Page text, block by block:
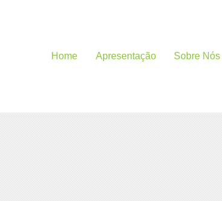
Home Apresentação Sobre Nós